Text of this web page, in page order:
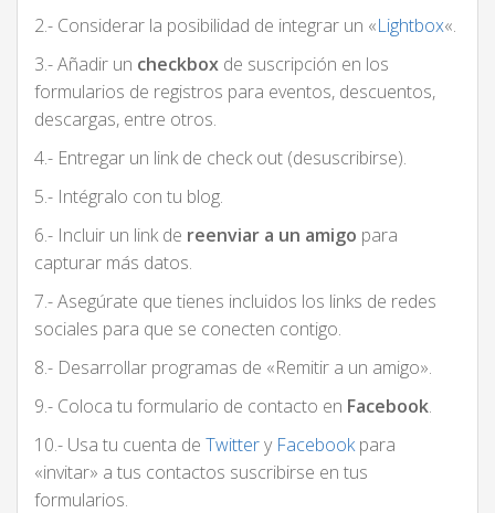
2.- Considerar la posibilidad de integrar un «Lightbox«.
3.- Añadir un checkbox de suscripción en los
formularios de registros para eventos, descuentos,
descargas, entre otros.
4.- Entregar un link de check out (desuscribirse).
5.- Intégralo con tu blog.
6.- Incluir un link de reenviar a un amigo para
capturar más datos.
7.- Asegúrate que tienes incluidos los links de redes
sociales para que se conecten contigo.
8.- Desarrollar programas de «Remitir a un amigo».
9.- Coloca tu formulario de contacto en Facebook.
10.- Usa tu cuenta de Twittery Facebookpara
«invitar» a tus contactos suscribirse en tus
formularios.